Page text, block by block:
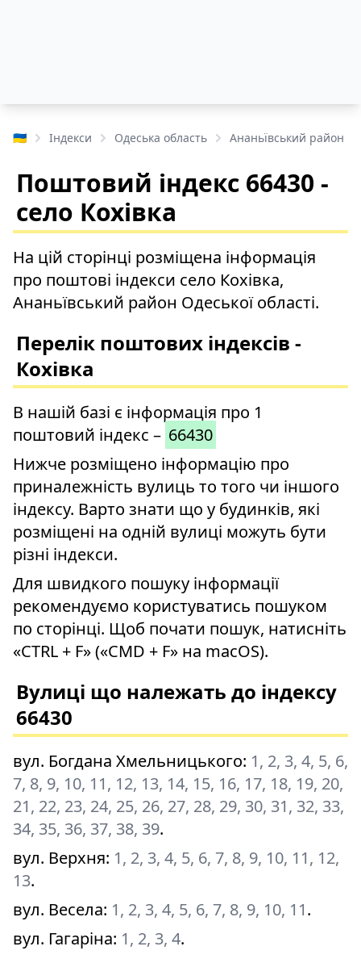
🇺🇦 Індекси Одеська область Ананьївський район
Поштовий індекс 66430 -
село Кохівка
На цій сторінці розміщена інформація
про поштові індекси село Кохівка,
Ананьївський район Одеської області.
Перелік поштових індексів -
Кохівка
В нашій базі є інформація про 1
поштовий індекс – 66430
Нижче розміщено інформацію про
приналежність вулиць то того чи іншого
індексу. Варто знати що у будинків, які
розміщені на одній вулиці можуть бути
різні індекси.
Для швидкого пошуку інформації
рекомендуємо користуватись пошуком
по сторінці. Щоб почати пошук, натисніть
«CTRL + F» («CMD + F» на macOS).
Вулиці що належать до індексу
66430
вул. Богдана Хмельницького: 1, 2, 3, 4, 5, 6,
7, 8, 9, 10, 11, 12, 13, 14, 15, 16, 17, 18, 19, 20,
21, 22, 23, 24, 25, 26, 27, 28, 29, 30, 31, 32, 33,
34, 35, 36, 37, 38, 39.
вул. Верхня: 1, 2, 3, 4, 5, 6, 7, 8, 9, 10, 11, 12,
13.
вул. Весела: 1, 2, 3, 4, 5, 6, 7, 8, 9, 10, 11.
вул. Гагаріна: 1, 2, 3, 4.